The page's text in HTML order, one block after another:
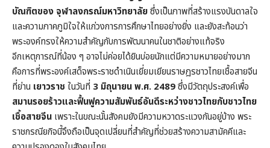
บัณฑิตของ จุฬาลงกรณ์มหาวิทยาลัยซึ่งเป็นภาพที่สร้างแรงบันดาลใจ
และความภาคภูมิใจให้แก่วงการการศึกษาไทยอย่างยิ่ง และยังสะท้อนว่า
พระองค์ทรงให้ความสำคัญกับการพัฒนาคนในชาติอย่างแท้จริง
อีกเหตุการณ์ที่น้อง ๆ อาจไม่ค่อยได้ยินบ่อยนักแต่มีความหมายอย่างมาก
คือการที่พระองค์เสด็จพระราชดำเนินเยี่ยมเยียนราษฎรชาวไทยเชื้อสายจีน
ที่ย่าน เยาวราช ในวันที่ 3 มิถุนายน พ.ศ. 2489ซึ่งมีวัตถุประสงค์เพื่อ
สมานรอยร้าวและฟื้นฟูความสัมพันธ์อันดีระหว่างชาวไทยกับชาวไทย
เชื้อสายจีน เพราะในขณะนั้นสังคมยังมีความหวาดระแวงกันอยู่บ้าง พระ
ราชกรณียกิจนี้จึงถือเป็นจุดเปลี่ยนที่สำคัญที่ช่วยสร้างความสามัคคีและ